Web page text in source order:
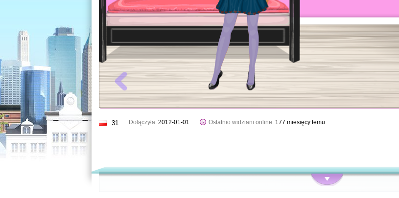
31 Dołączyła: 2012-01-01 Ostatnio widziani online: 177 miesięcy temu